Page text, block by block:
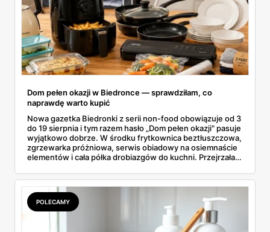
Dom pełen okazji w Biedronce — sprawdziłam, co
naprawdę warto kupić
Nowa gazetka Biedronki z serii non-food obowiązuje od 3
do 19 sierpnia i tym razem hasło „Dom pełen okazji" pasuje
wyjątkowo dobrze. W środku frytkownica beztłuszczowa,
zgrzewarka próżniowa, serwis obiadowy na osiemnaście
elementów i cała półka drobiazgów do kuchni. Przejrzałam
się przy półce z samego rana.
POLECAMY